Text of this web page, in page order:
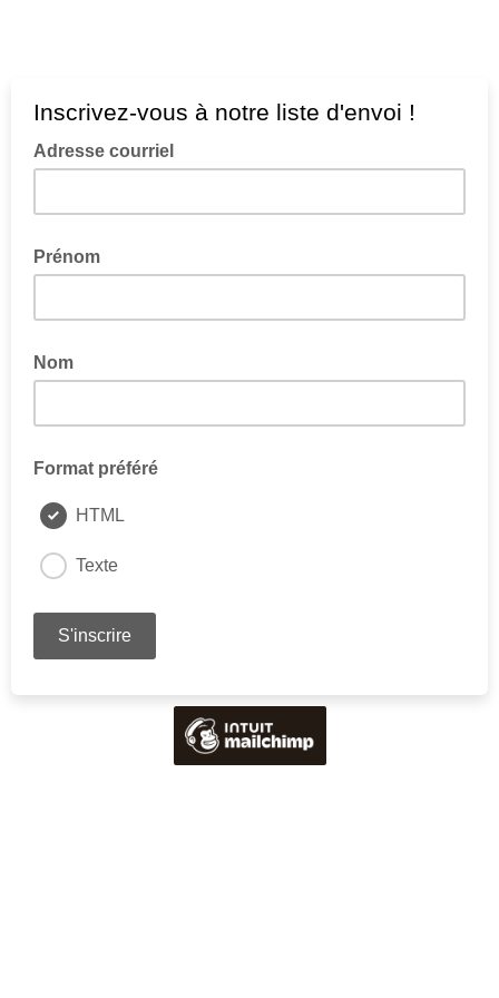
Inscrivez-vous à notre liste d'envoi !
Adresse courriel
Prénom
Nom
Format préféré
HTML
Texte